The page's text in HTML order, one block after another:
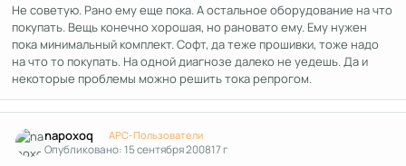
Не советую. Рано ему еще пока. А остальное оборудование на что
покупать. Вещь конечно хорошая, но рановато ему. Ему нужен
пока минимальный комплект. Софт, да теже прошивки, тоже надо
на что то покупать. На одной диагнозе далеко не уедешь. Да и
некоторые проблемы можно решить тока репрогом.
napoxoq APC-Пользователи
Опубликовано:15 сентября 200817 г